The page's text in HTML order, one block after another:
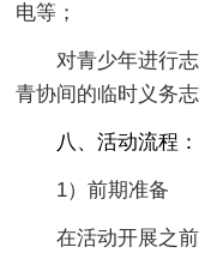
电等；
对青少年进行志
青协间的临时义务志
八、活动流程：
1）前期准备
在活动开展之前